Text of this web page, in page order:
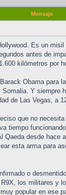
Mensaje
Es un
antes de
kilómetros por
Obama
Y
de Las Vegas, a
que no
tiempo
desde
esta arma para
o
los militares
popular en ese